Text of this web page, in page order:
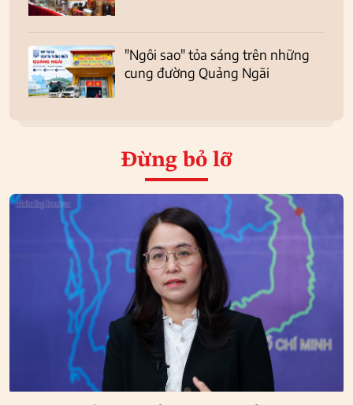
"Ngôi sao" tỏa sáng trên những
cung đường Quảng Ngãi
Đừng bỏ lỡ